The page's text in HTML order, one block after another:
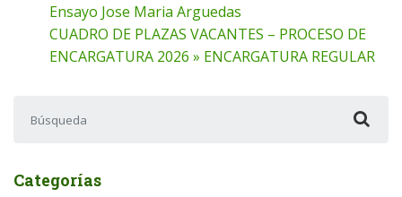
Ensayo Jose Maria Arguedas
CUADRO DE PLAZAS VACANTES – PROCESO DE
ENCARGATURA 2026 » ENCARGATURA REGULAR
Categorías